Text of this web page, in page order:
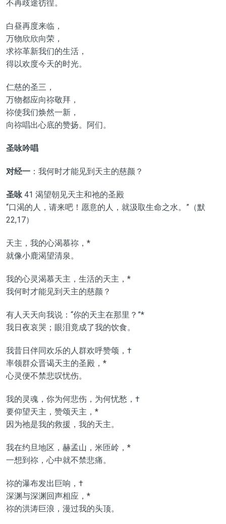
不再歧途彷徨。
白昼再度来临，
万物欣欣向荣，
求祢革新我们的生活，
得以欢度今天的时光。
仁慈的圣三，
万物都应向祢敬拜，
祢使我们焕然一新，
向祢唱出心底的赞扬。阿们。
圣咏吟唱
对经一：我何时才能见到天主的慈颜？
圣咏 41 渴望朝见天主和祂的圣殿
“口渴的人，请来吧！愿意的人，就汲取生命之水。”（默
22,17）
天主，我的心渴慕祢，*
就像小鹿渴望清泉。
我的心灵渴慕天主，生活的天主，*
我何时才能见到天主的慈颜？
有人天天向我说：“你的天主在那里？”*
我日夜哀哭；眼泪竟成了我的饮食。
我昔日伴同欢乐的人群欢呼赞颂，†
率领群众晋谒天主的圣殿，*
心灵便不禁悲叹忧伤。
我的灵魂，你为何悲伤，为何忧愁，†
要仰望天主，赞颂天主，*
因为祂是我的救援，我的天主。
我在约旦地区，赫孟山，米匝岭，*
一想到祢，心中就不禁悲痛。
祢的瀑布发出巨响，†
深渊与深渊回声相应，*
祢的洪涛巨浪，漫过我的头顶。